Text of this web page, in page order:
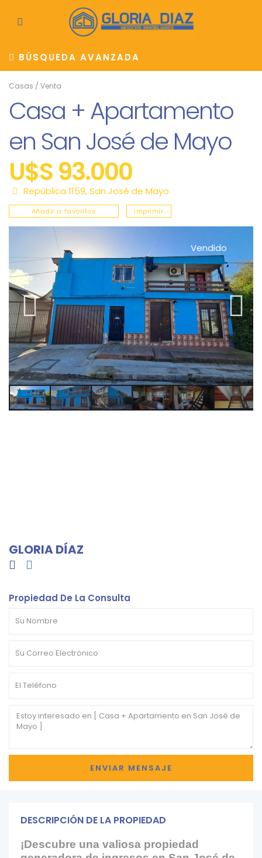
BÚSQUEDA AVANZADA
Casas / Venta
Casa + Apartamento
en San José de Mayo
U$S 93.000
República 1159,San José de Mayo
Añadir a favoritos imprimir
Vendido
GLORIA DÍAZ
Propiedad De La Consulta
DESCRIPCIÓN DE LA PROPIEDAD
¡Descubre una valiosa propiedad